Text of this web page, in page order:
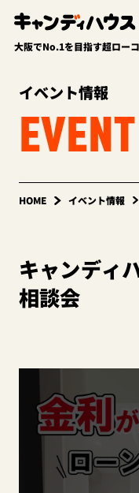
大阪でNo.1を目指す超ロー
イベント情報
EVENT
HOME イベント情報
キャンディ
相談会